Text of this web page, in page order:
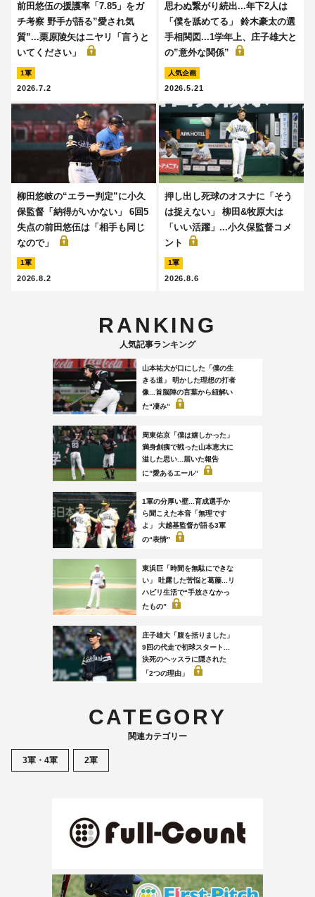
前田悠伍の援護率「7.85」をガ
チ考察 野手が語る”愛され気
質”...栗原陵矢はニヤリ「言うと
いてください」
1軍
2026.7.2
思わぬ繋がり続出...年下2人は
「僕を舐めてる」 鈴木豪太の選
手相関図...1学年上、庄子雄大と
の”意外な関係”
人気企画
2026.5.21
柳田悠岐の“エラー判定”に小久
保監督「納得がいかない」 6回5
失点の前田悠伍は「相手も同じ
なので」
1軍
2026.8.2
押し出し死球のオスナに「そう
は捉えない」 柳田&牧原大は
「いい活躍」...小久保監督コメ
ント
1軍
2026.8.6
RANKING
人気記事ランキング
山本祐大が口にした「僕の生
きる道」 明かした理想の打者
像...首脳陣の言葉から紐解い
た“凄み”
周東佑京「僕は嬉しかった」
満身創痍で戦った山本恵大に
溢した思い...届いた報告
に”愛あるエール”
1軍の分厚い壁...育成選手か
ら聞こえた本音「無理です
よ」 大越基監督が語る3軍
の“表情”
東浜巨「時間を無駄にできな
い」 吐露した苦悩と葛藤...リ
ハビリ生活で“手放さなかっ
たもの”
庄子雄大「腹を括りました」
9回の代走で初球スタート...
決死のヘッスラに隠された
「2つの理由」
CATEGORY
関連カテゴリー
3軍・4軍 2軍